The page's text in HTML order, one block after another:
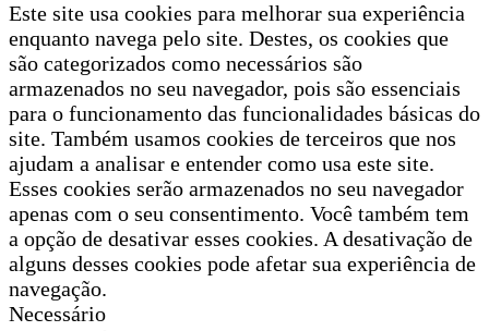
Este site usa cookies para melhorar sua experiência
enquanto navega pelo site. Destes, os cookies que
são categorizados como necessários são
armazenados no seu navegador, pois são essenciais
para o funcionamento das funcionalidades básicas do
site. Também usamos cookies de terceiros que nos
ajudam a analisar e entender como usa este site.
Esses cookies serão armazenados no seu navegador
apenas com o seu consentimento. Você também tem
a opção de desativar esses cookies. A desativação de
alguns desses cookies pode afetar sua experiência de
navegação.
Necessário